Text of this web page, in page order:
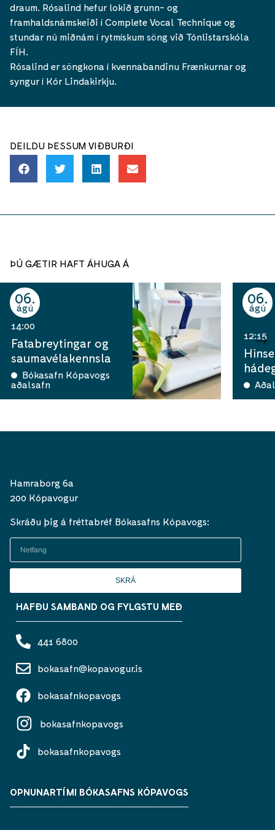
draum. Rósalind hefur lokið grunn- og
framhaldsnámskeiði í Complete Vocal Technique og
stundar nú miðnám í rytmískum söng við Tónlistarskóla
FÍH.
Rósalind er söngkona í kvennabandinu Frænkurnar og
syngur í Kór Lindakirkju.
DEILDU ÞESSUM VIÐBURÐI
ÞÚ GÆTIR HAFT ÁHUGA Á
06
ágú
14:00
Fatabreytingar og
saumavélakennsla
Bókasafn Kópavogs
aðalsafn
06
ágú
12:15
Hamraborg 6a
200 Kópavogur
Skráðu þig á fréttabréf Bókasafns Kópavogs:
SKRÁ
HAFÐU SAMBAND OG FYLGSTU MEÐ
441 6800
bokasafn@kopavogur.is
bokasafnkopavogs
bokasafnkopavogs
bokasafnkopavogs
OPNUNARTÍMI BÓKASAFNS KÓPAVOGS